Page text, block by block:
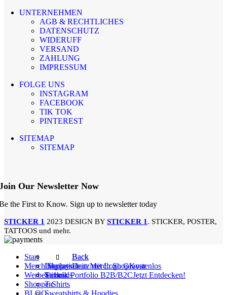
UNTERNEHMEN
AGB & RECHTLICHES
DATENSCHUTZ
WIDERUFF
VERSAND
ZAHLUNG
IMPRESSUM
FOLGE UNS
INSTAGRAM
FACEBOOK
TIK TOK
PINTEREST
SITEMAP
SITEMAP
Our Newsletter Now
the First to Know. Sign up to newsletter today
STICKER 1 2023 DESIGN BYSTICKER 1. STICKER, POSTER,
TATTOOS und mehr.
Start
Merch Shop – Dein Merch ShopKostenlos
Werbetechnik Portfolio B2B/B2CJetzt Entdecken!
Shoppen
Back
Displayschutz mit Logo Gravur
Sticker
T-Shirts
Back
Inspiration
Tutorials